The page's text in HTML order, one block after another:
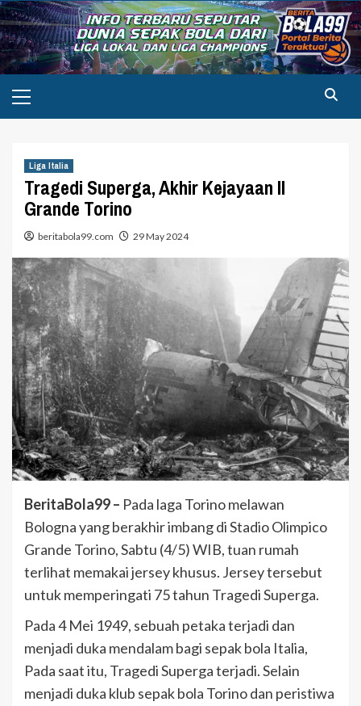
Skip
to
content
Menu
Liga Italia
Tragedi Superga, Akhir Kejayaan Il
Grande Torino
beritabola99.com 29 May 2024
BeritaBola99 – Pada laga Torino melawan
Bologna yang berakhir imbang di Stadio Olimpico
Grande Torino, Sabtu (4/5) WIB, tuan rumah
terlihat memakai jersey khusus. Jersey tersebut
untuk memperingati 75 tahun Tragedi Superga.
Pada 4 Mei 1949, sebuah petaka terjadi dan
menjadi duka mendalam bagi sepak bola Italia,
Pada saat itu, Tragedi Superga terjadi. Selain
menjadi duka klub sepak bola Torino dan peristiwa